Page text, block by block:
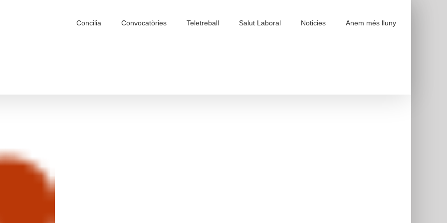
Concilia Convocatòries Teletreball Salut Laboral Noticies Anem més lluny